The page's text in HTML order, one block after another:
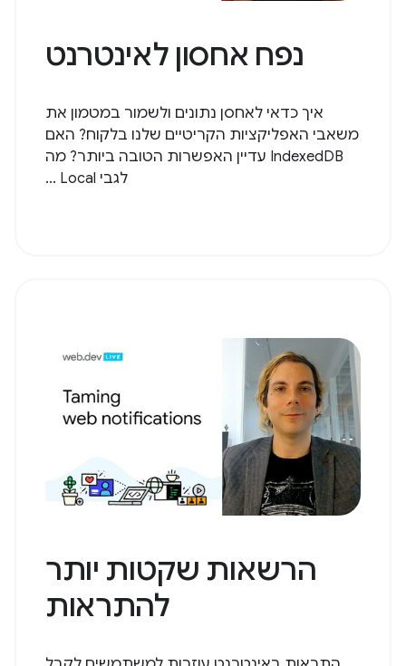
נפח אחסון לאינטרנט
איך כדאי לאחסן נתונים ולשמור במטמון את
משאבי האפליקציות הקריטיים שלנו בלקוח? האם
IndexedDB עדיין האפשרות הטובה ביותר? מה
לגבי Local ...
הרשאות שקטות יותר
להתראות